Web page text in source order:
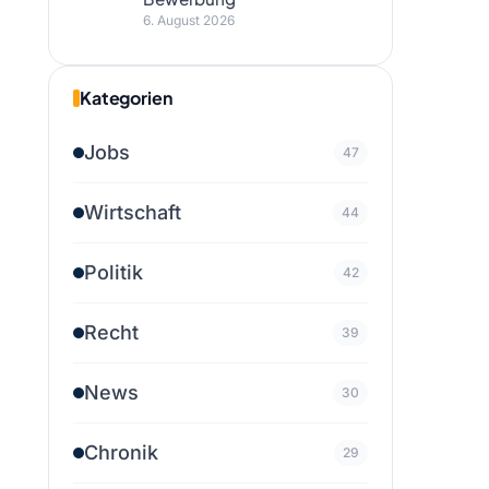
6. August 2026
Kategorien
Jobs 47
Wirtschaft 44
Politik 42
Recht 39
News 30
Chronik 29